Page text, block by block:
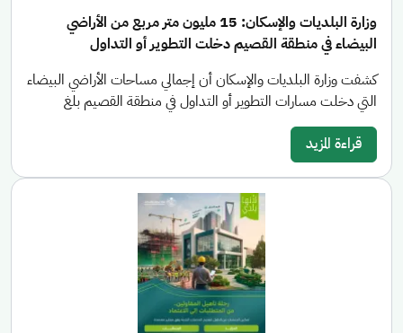
وزارة البلديات والإسكان: 15 مليون متر مربع من الأراضي
البيضاء في منطقة القصيم دخلت التطوير أو التداول
كشفت وزارة البلديات والإسكان أن إجمالي مساحات الأراضي البيضاء
التي دخلت مسارات التطوير أو التداول في منطقة القصيم بلغ
قراءة المزيد